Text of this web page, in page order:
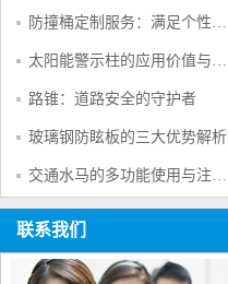
防撞桶定制服务：满足个性化交通安全需求的创新方案
太阳能警示柱的应用价值与产品特点
路锥：道路安全的守护者
玻璃钢防眩板的三大优势解析
交通水马的多功能使用与注意事项
联系我们